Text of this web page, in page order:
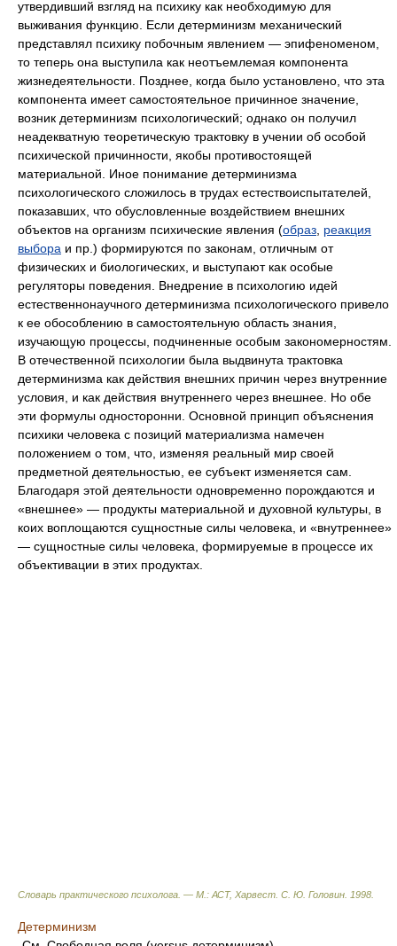
утвердивший взгляд на психику как необходимую для
выживания функцию. Если детерминизм механический
представлял психику побочным явлением — эпифеноменом,
то теперь она выступила как неотъемлемая компонента
жизнедеятельности. Позднее, когда было установлено, что эта
компонента имеет самостоятельное причинное значение,
возник детерминизм психологический; однако он получил
неадекватную теоретическую трактовку в учении об особой
психической причинности, якобы противостоящей
материальной. Иное понимание детерминизма
психологического сложилось в трудах естествоиспытателей,
показавших, что обусловленные воздействием внешних
объектов на организм психические явления (образ реакция
выбора и пр.) формируются по законам, отличным от
физических и биологических, и выступают как особые
регуляторы поведения. Внедрение в психологию идей
естественнонаучного детерминизма психологического привело
к ее обособлению в самостоятельную область знания,
изучающую процессы, подчиненные особым закономерностям.
В отечественной психологии была выдвинута трактовка
детерминизма как действия внешних причин через внутренние
условия, и как действия внутреннего через внешнее. Но обе
эти формулы односторонни. Основной принцип объяснения
психики человека с позиций материализма намечен
положением о том, что, изменяя реальный мир своей
предметной деятельностью, ее субъект изменяется сам.
Благодаря этой деятельности одновременно порождаются и
«внешнее» — продукты материальной и духовной культуры, в
коих воплощаются сущностные силы человека, и «внутреннее»
— сущностные силы человека, формируемые в процессе их
объективации в этих продуктах.
Словарь практического психолога. — М.: АСТ, Харвест С. Ю. Головин 1998
Детерминизм